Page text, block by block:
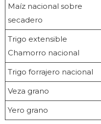
Maíz nacional sobre
secadero
Trigo extensible
Chamorro nacional
Trigo forrajero nacional
Veza grano
Yero grano